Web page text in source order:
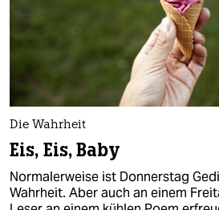
Die Wahrheit
Eis, Eis, Baby
Normalerweise ist Donnerstag
Wahrheit. Aber auch an einem